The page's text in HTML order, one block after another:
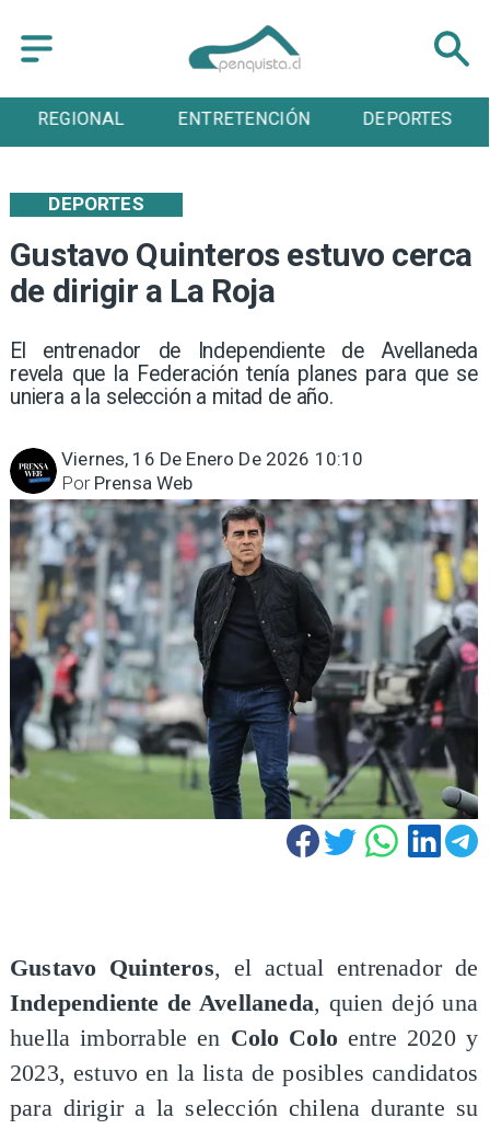
ENTRETENCIÓN DEPORTES CULTURA
Gustavo Quinteros estuvo cerca
de dirigir a La Roja
El entrenador de Independiente de Avellaneda
revela que la Federación tenía planes para que se
uniera a la selección a mitad de año.
DEPORTES
Viernes, 16 De Enero De 2026 10:10
Prensa Web
Por
Gustavo Quinteros, el actual entrenador de
Independiente de Avellaneda, quien dejó una
huella imborrable en Colo Colo entre 2020 y
2023, estuvo en la lista de posibles candidatos
para dirigir a la selección chilena durante su